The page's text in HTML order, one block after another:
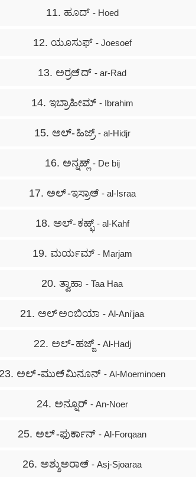
11. ಹೂದ್ - Hoed
12. ಯೂಸುಫ್ - Joesoef
13. ಅರ್‍ರಅ್ ದ್ - ar-Rad
14. ಇಬ್ರಾಹೀಮ್ - Ibrahim
15. ಅಲ್- ಹಿಜ್ರ್ - al-Hidjr
16. ಅನ್ನಹ್ಲ್ - De bij
17. ಅಲ್ -ಇಸ್ರಾಅ್ - al-Israa
18. ಅಲ್- ಕಹ್ಫ್ - al-Kahf
19. ಮರ್ಯಮ್ - Marjam
20. ತ್ವಾಹಾ - Taa Haa
21. ಅಲ್ ಅಂಬಿಯಾ - Al-Ani'jaa
22. ಅಲ್- ಹಜ್ಜ್ - Al-Hadj
23. ಅಲ್ -ಮುಅ್ ಮಿನೂನ್ - Al-Moeminoen
24. ಅನ್ನೂರ್ - An-Noer
25. ಅಲ್ -ಫುರ್ಕಾನ್ - Al-Forqaan
26. ಅಶ್ಶುಅರಾಅ್ - Asj-Sjoaraa